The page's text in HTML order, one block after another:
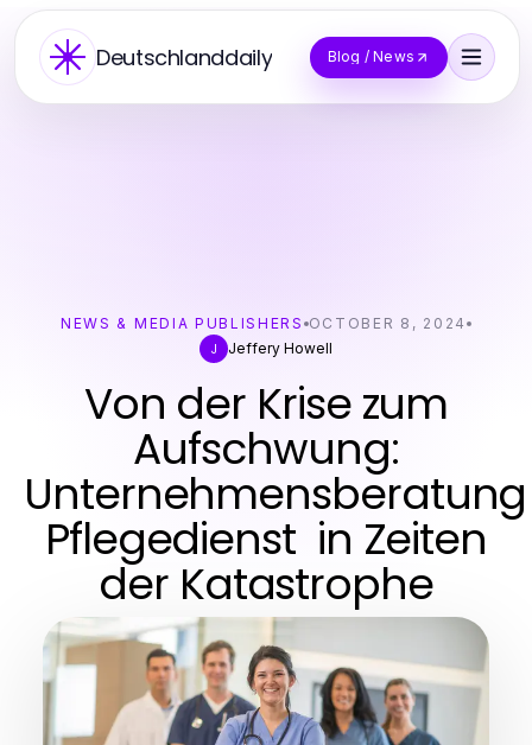
Deutschlanddaily Blog / News
NEWS & MEDIA PUBLISHERS OCTOBER 8, 2024
J
Jeffery Howell
Von der Krise zum
Aufschwung:
Unternehmensberatung
Pflegedienst in Zeiten
der Katastrophe